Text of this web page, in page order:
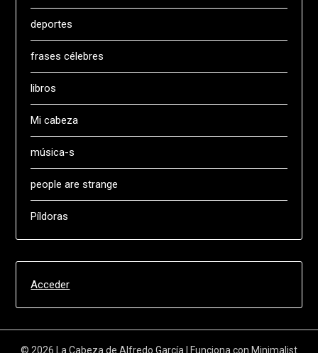
deportes
frases célebres
libros
Mi cabeza
música-s
people are strange
Píldoras
Acceder
© 2026 La Cabeza de Alfredo García | Funciona con Minimalist